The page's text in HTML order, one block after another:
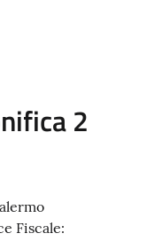
2
Fiscale: